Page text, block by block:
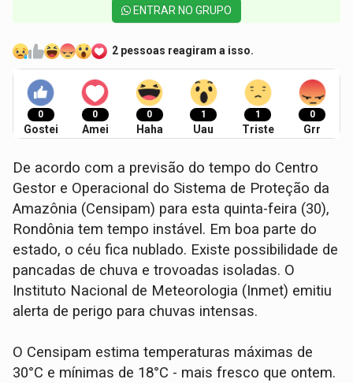
ENTRAR NO GRUPO
2 pessoas reagiram a isso.
0
Gostei
0
Amei
0
Haha
1
Uau
1
Triste
0
Grr
De acordo com a previsão do tempo do Centro
Gestor e Operacional do Sistema de Proteção da
Amazônia (Censipam) para esta quinta-feira (30),
Rondônia tem tempo instável. Em boa parte do
estado, o céu fica nublado. Existe possibilidade de
pancadas de chuva e trovoadas isoladas. O
Instituto Nacional de Meteorologia (Inmet) emitiu
alerta de perigo para chuvas intensas.
O Censipam estima temperaturas máximas de
30°C e mínimas de 18°C - mais fresco que ontem.